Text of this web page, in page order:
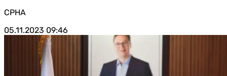
СРНА
05.11.2023 09:46